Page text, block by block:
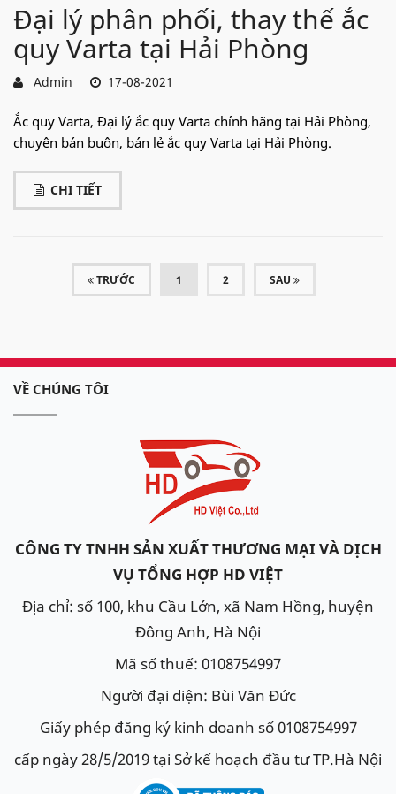
Đại lý phân phối, thay thế ắc
quy Varta tại Hải Phòng
Admin 17-08-2021
Ắc quy Varta, Đại lý ắc quy Varta chính hãng tại Hải Phòng,
chuyên bán buôn, bán lẻ ắc quy Varta tại Hải Phòng.
CHI TIẾT
TRƯỚC 1 (CURRENT)
2 SAU
VỀ CHÚNG TÔI
CÔNG TY TNHH SẢN XUẤT THƯƠNG MẠI VÀ DỊCH
VỤ TỔNG HỢP HD VIỆT
Địa chỉ: số 100, khu Cầu Lớn, xã Nam Hồng, huyện
Đông Anh, Hà Nội
Mã số thuế: 0108754997
Người đại diện: Bùi Văn Đức
Giấy phép đăng ký kinh doanh số 0108754997
cấp ngày 28/5/2019 tại Sở kế hoạch đầu tư TP.Hà Nội